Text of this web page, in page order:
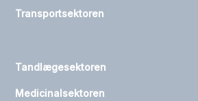
Transportsektoren
Tandlægesektoren
Medicinalsektoren